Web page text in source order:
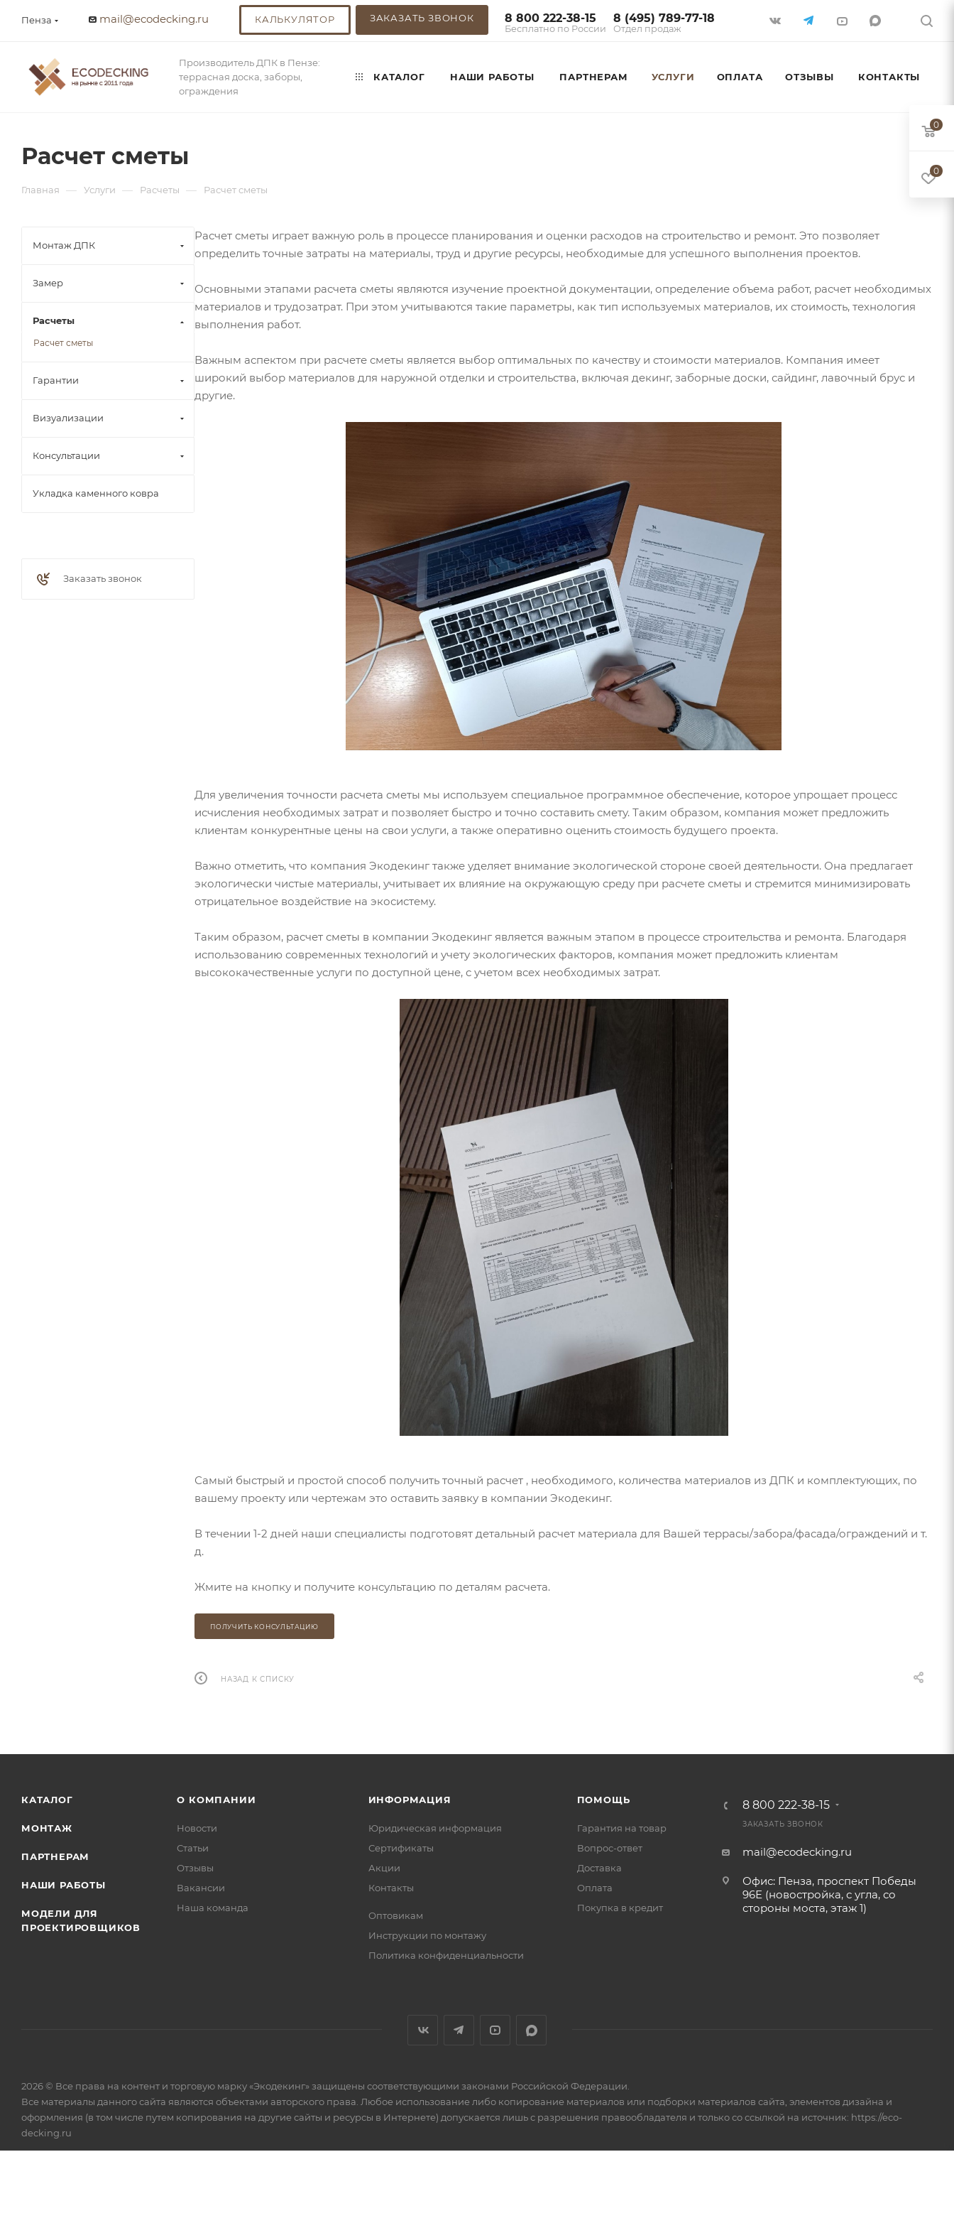
Пенза mail@ecodecking.ru КАЛЬКУЛЯТОР ЗАКАЗАТЬ ЗВОНОК 8 800 222-38-15
Бесплатно по России
8 (495) 789-77-18
Отдел продаж
Производитель ДПК в Пензе:
террасная доска, заборы,
ограждения
КАТАЛОГ НАШИ РАБОТЫ ПАРТНЕРАМ УСЛУГИ ОПЛАТА ОТЗЫВЫ КОНТАКТЫ
Расчет сметы
Главная — Услуги — Расчеты — Расчет сметы
Расчет сметы играет важную роль в процессе планирования и оценки расходов на строительство и ремонт. Это позволяет
определить точные затраты на материалы, труд и другие ресурсы, необходимые для успешного выполнения проектов.
Основными этапами расчета сметы являются изучение проектной документации, определение объема работ, расчет необходимых
материалов и трудозатрат. При этом учитываются такие параметры, как тип используемых материалов, их стоимость, технология
выполнения работ.
Важным аспектом при расчете сметы является выбор оптимальных по качеству и стоимости материалов. Компания имеет
широкий выбор материалов для наружной отделки и строительства, включая декинг, заборные доски, сайдинг, лавочный брус и
другие.
Для увеличения точности расчета сметы мы используем специальное программное обеспечение, которое упрощает процесс
исчисления необходимых затрат и позволяет быстро и точно составить смету. Таким образом, компания может предложить
клиентам конкурентные цены на свои услуги, а также оперативно оценить стоимость будущего проекта.
Важно отметить, что компания Экодекинг также уделяет внимание экологической стороне своей деятельности. Она предлагает
экологически чистые материалы, учитывает их влияние на окружающую среду при расчете сметы и стремится минимизировать
отрицательное воздействие на экосистему.
Таким образом, расчет сметы в компании Экодекинг является важным этапом в процессе строительства и ремонта. Благодаря
использованию современных технологий и учету экологических факторов, компания может предложить клиентам
высококачественные услуги по доступной цене, с учетом всех необходимых затрат.
Самый быстрый и простой способ получить точный расчет , необходимого, количества материалов из ДПК и комплектующих, по
вашему проекту или чертежам это оставить заявку в компании Экодекинг.
В течении 1-2 дней наши специалисты подготовят детальный расчет материала для Вашей террасы/забора/фасада/ограждений и т.
д.
Жмите на кнопку и получите консультацию по деталям расчета.
ПОЛУЧИТЬ КОНСУЛЬТАЦИЮ
НАЗАД К СПИСКУ
Монтаж ДПК
Замер
Расчеты
Расчет сметы
Гарантии
Визуализации
Консультации
Укладка каменного ковра
Заказать звонок
КАТАЛОГ
МОНТАЖ
ПАРТНЕРАМ
НАШИ РАБОТЫ
МОДЕЛИ ДЛЯ
ПРОЕКТИРОВЩИКОВ
О КОМПАНИИ
Новости
Статьи
Отзывы
Вакансии
Наша команда
ИНФОРМАЦИЯ
Юридическая информация
Сертификаты
Акции
Контакты
Оптовикам
Инструкции по монтажу
Политика конфиденциальности
ПОМОЩЬ
Гарантия на товар
Вопрос-ответ
Доставка
Оплата
Покупка в кредит
8 800 222-38-15
ЗАКАЗАТЬ ЗВОНОК
mail@ecodecking.ru
Офис: Пенза, проспект Победы
96Е (новостройка, с угла, со
стороны моста, этаж 1)
2026 © Все права на контент и торговую марку «Экодекинг» защищены соответствующими законами Российской Федерации.
Все материалы данного сайта являются объектами авторского права. Любое использование либо копирование материалов или подборки материалов сайта, элементов дизайна и
оформления (в том числе путем копирования на другие сайты и ресурсы в Интернете) допускается лишь с разрешения правообладателя и только со ссылкой на источник: https://eco-
decking.ru
0
0
Игорь Круглов
Я отвечу на ваши вопросы.